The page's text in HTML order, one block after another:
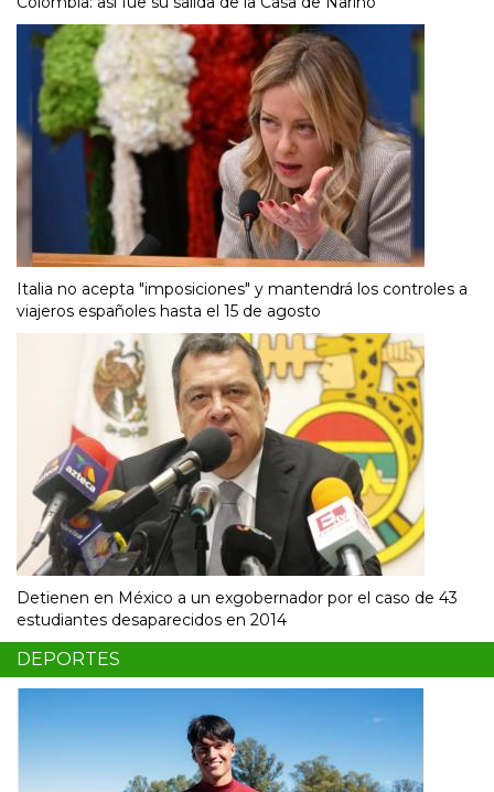
Italia no acepta "imposiciones" y mantendrá los controles a
viajeros españoles hasta el 15 de agosto
Detienen en México a un exgobernador por el caso de 43
estudiantes desaparecidos en 2014
DEPORTES